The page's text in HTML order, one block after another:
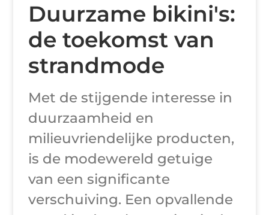
Duurzame bikini's:
de toekomst van
strandmode
Met de stijgende interesse in
duurzaamheid en
milieuvriendelijke producten,
is de modewereld getuige
van een significante
verschuiving. Een opvallende